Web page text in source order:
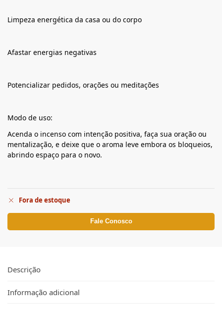
Limpeza energética da casa ou do corpo
Afastar energias negativas
Potencializar pedidos, orações ou meditações
Modo de uso:
Acenda o incenso com intenção positiva, faça sua oração ou
mentalização, e deixe que o aroma leve embora os bloqueios,
abrindo espaço para o novo.
Fora de estoque
Fale Conosco
Descrição
Informação adicional